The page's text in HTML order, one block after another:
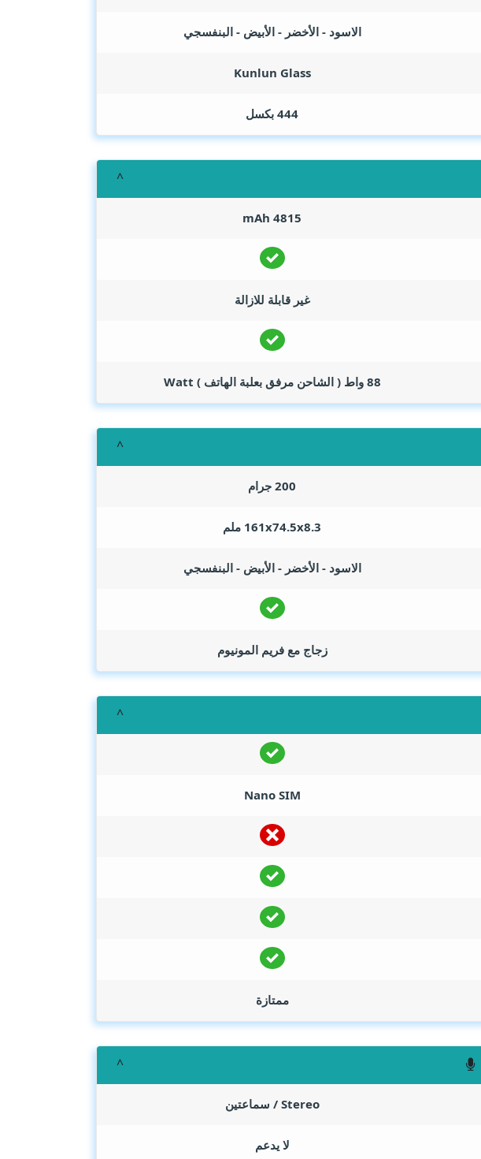
الاسود - الأخضر - الأبيض - البنفسجي
Kunlun Glass
444 بكسل
4815
mAh
غير قابلة للازالة
88 واط ( الشاحن مرفق بعلبة الهاتف ) Watt
200 جرام
161x74.5x8.3 ملم
الاسود - الأخضر - الأبيض - البنفسجي
زجاج مع فريم المونيوم
Nano SIM
ممتازة
Stereo / سماعتين
لا يدعم